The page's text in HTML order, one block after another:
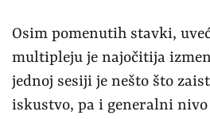
Osim pomenutih stavki,
multipleju je najočitija
jednoj sesiji je nešto što
iskustvo, pa i generalni